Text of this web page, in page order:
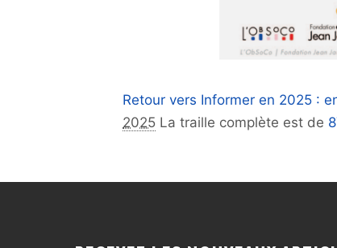
Retour vers Informer en 2025 :
2025 La traille complète est de